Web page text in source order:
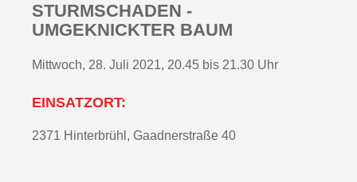
STURMSCHADEN -
UMGEKNICKTER BAUM
Mittwoch, 28. Juli 2021, 20.45 bis 21.30 Uhr
EINSATZORT:
2371 Hinterbrühl, Gaadnerstraße 40